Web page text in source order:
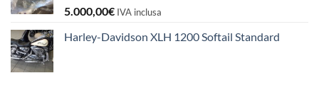
5.000,00€ IVA inclusa
Harley-Davidson XLH 1200 Softail Standard